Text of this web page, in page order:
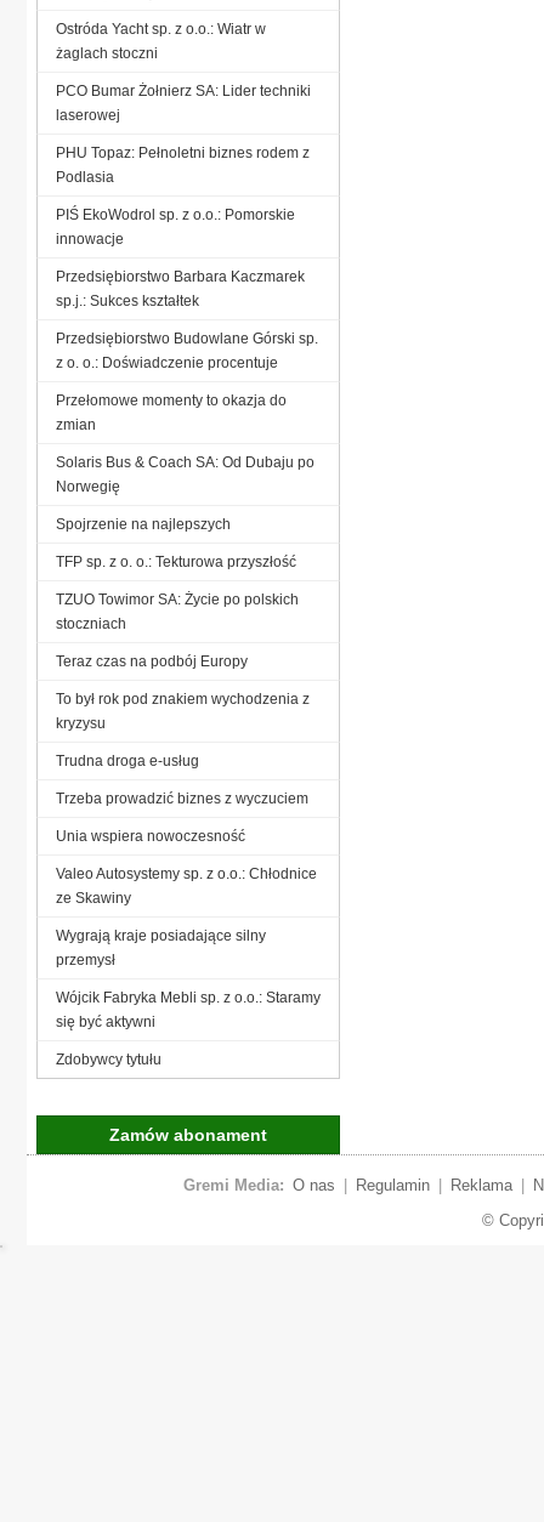
Ostróda Yacht sp. z o.o.: Wiatr w
żaglach stoczni
PCO Bumar Żołnierz SA: Lider techniki
laserowej
PHU Topaz: Pełnoletni biznes rodem z
Podlasia
PIŚ EkoWodrol sp. z o.o.: Pomorskie
innowacje
Przedsiębiorstwo Barbara Kaczmarek
sp.j.: Sukces kształtek
Przedsiębiorstwo Budowlane Górski sp.
z o. o.: Doświadczenie procentuje
Przełomowe momenty to okazja do
zmian
Solaris Bus & Coach SA: Od Dubaju po
Norwegię
Spojrzenie na najlepszych
TFP sp. z o. o.: Tekturowa przyszłość
TZUO Towimor SA: Życie po polskich
stoczniach
Teraz czas na podbój Europy
To był rok pod znakiem wychodzenia z
kryzysu
Trudna droga e-usług
Trzeba prowadzić biznes z wyczuciem
Unia wspiera nowoczesność
Valeo Autosystemy sp. z o.o.: Chłodnice
ze Skawiny
Wygrają kraje posiadające silny
przemysł
Wójcik Fabryka Mebli sp. z o.o.: Staramy
się być aktywni
Zdobywcy tytułu
Zamów abonament
Gremi Media: O nas Regulamin Reklama
©